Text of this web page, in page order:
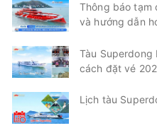
Thông báo tạm
và hướng dẫn
Tàu Superdong
cách đặt vé
Lịch tàu